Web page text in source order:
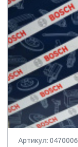
Артикул: